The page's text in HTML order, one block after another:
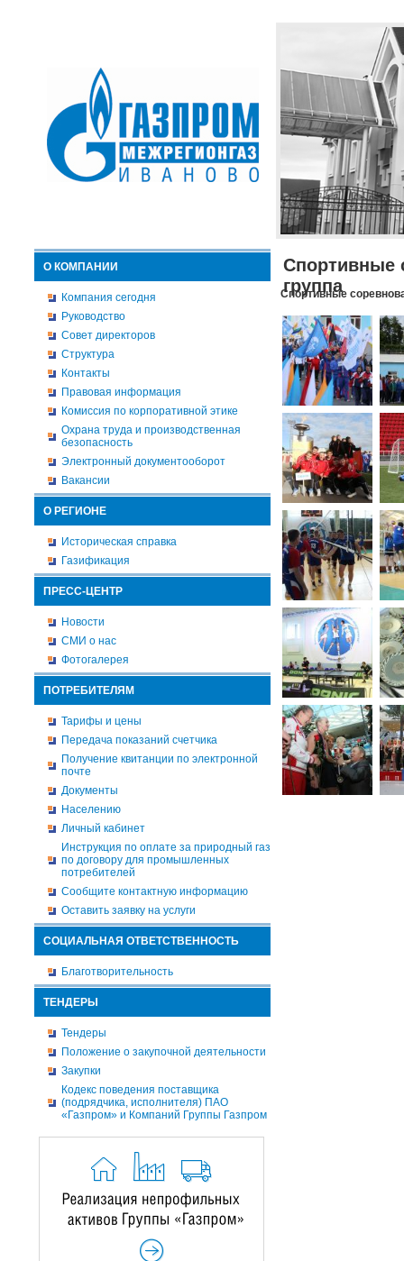
О КОМПАНИИ
Компания сегодня
Руководство
Совет директоров
Структура
Контакты
Правовая информация
Комиссия по корпоративной этике
Охрана труда и производственная
безопасность
Электронный документооборот
Вакансии
О РЕГИОНЕ
Историческая справка
Газификация
ПРЕСС-ЦЕНТР
Новости
СМИ о нас
Фотогалерея
ПОТРЕБИТЕЛЯМ
Тарифы и цены
Передача показаний счетчика
Получение квитанции по электронной
почте
Документы
Населению
Личный кабинет
Инструкция по оплате за природный газ
по договору для промышленных
потребителей
Сообщите контактную информацию
Оставить заявку на услуги
СОЦИАЛЬНАЯ ОТВЕТСТВЕННОСТЬ
Благотворительность
ТЕНДЕРЫ
Тендеры
Положение о закупочной деятельности
Закупки
Кодекс поведения поставщика
(подрядчика, исполнителя) ПАО
«Газпром» и Компаний Группы Газпром
Спортивные
группа
Спортивные